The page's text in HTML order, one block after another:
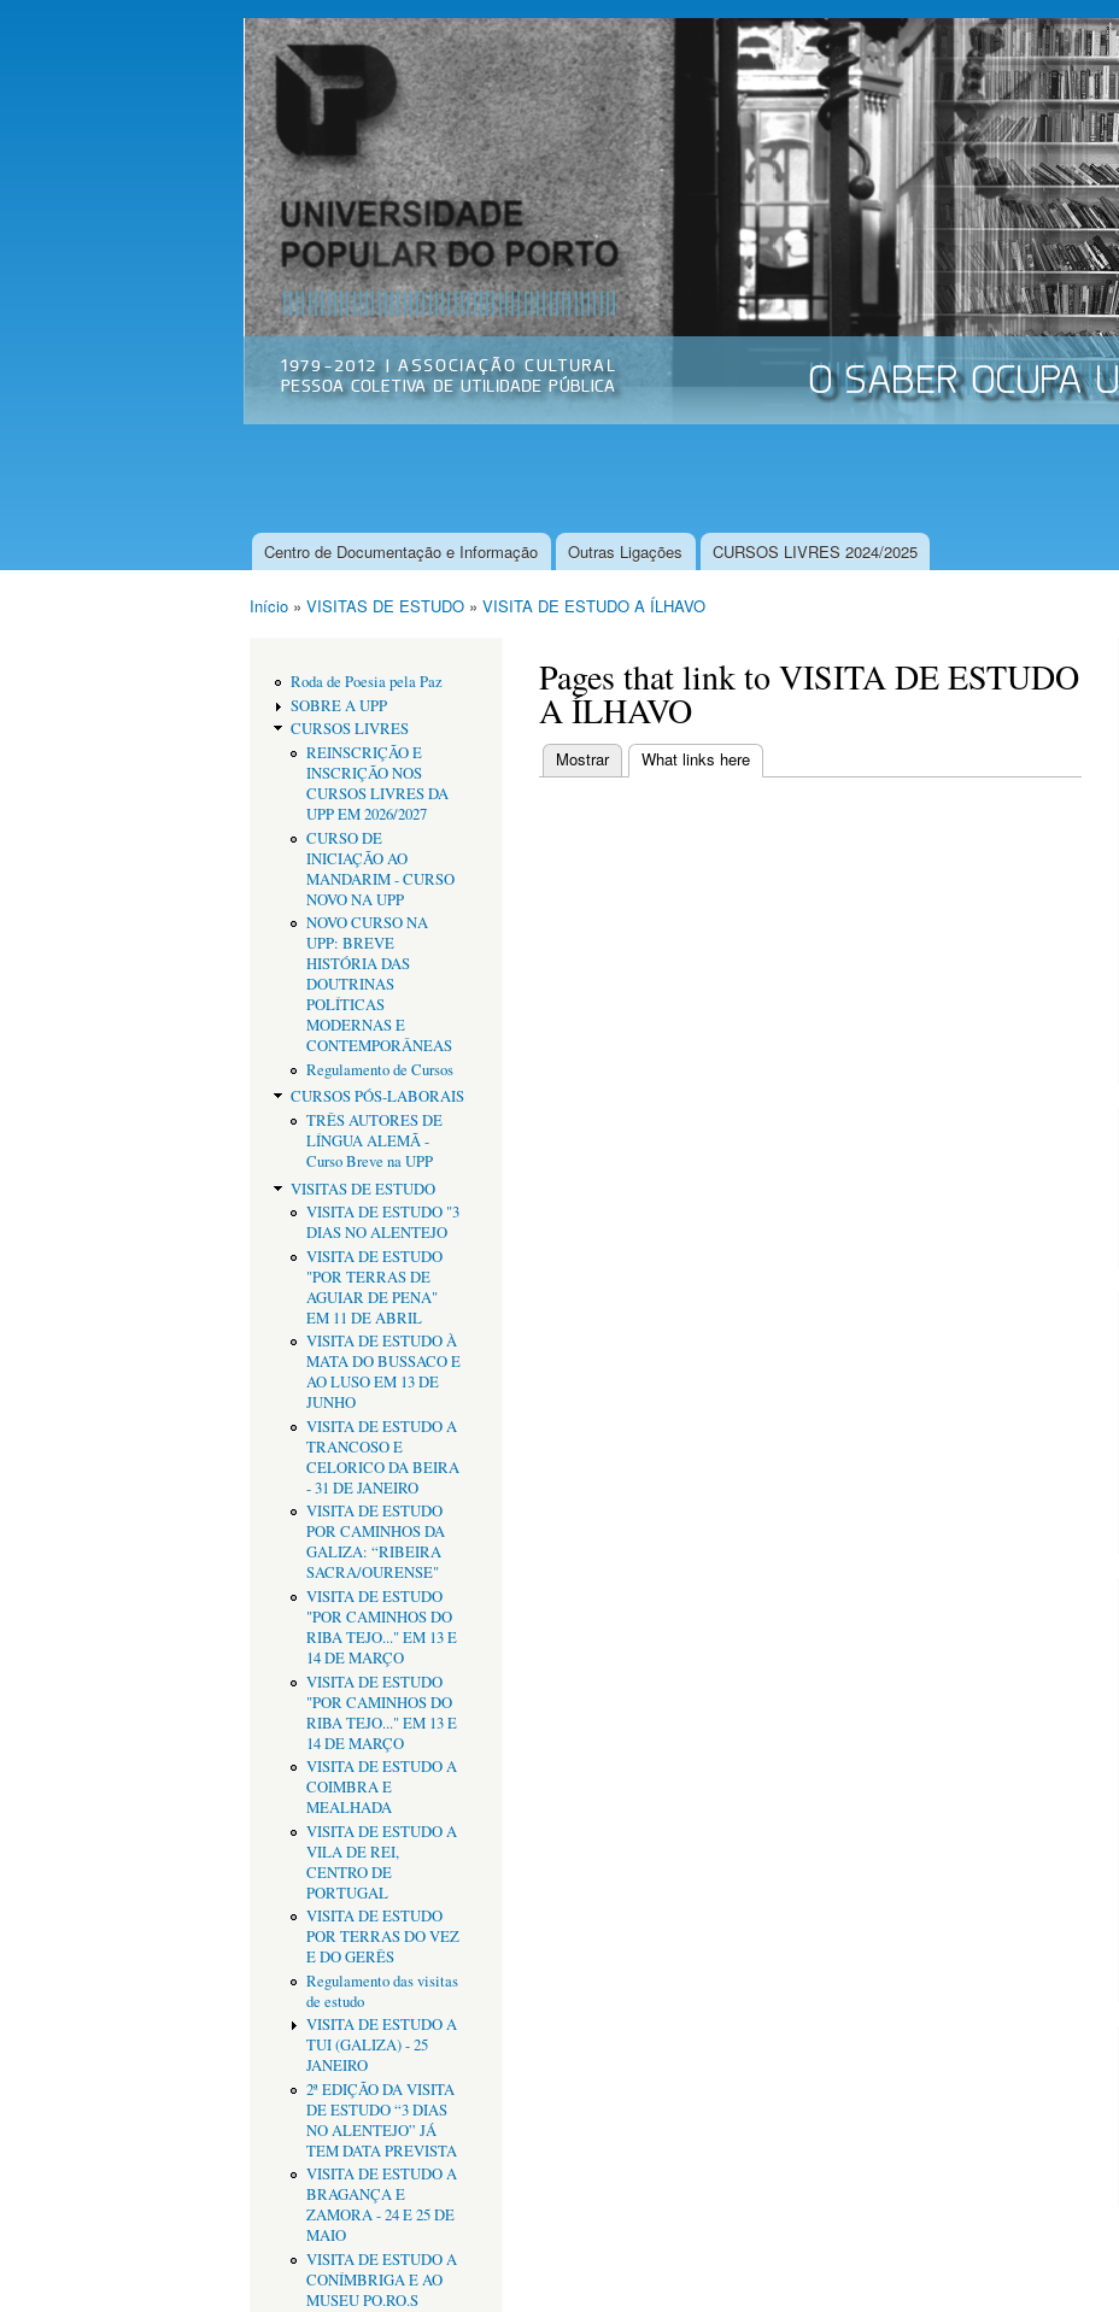
Passar
para o
conteúdo
principal
Universidade
Popular do
Porto
Associação
Cultural
Menu principal
Centro de Documentação e Informação Outras Ligações CURSOS LIVRES 2024/2025
Início » VISITAS DE ESTUDO » VISITA DE ESTUDO A ÍLHAVO
Roda de Poesia pela Paz
SOBRE A UPP
CURSOS LIVRES
REINSCRIÇÃO E
INSCRIÇÃO NOS
CURSOS LIVRES DA
UPP EM 2026/2027
CURSO DE
INICIAÇÃO AO
MANDARIM - CURSO
NOVO NA UPP
NOVO CURSO NA
UPP: BREVE
HISTÓRIA DAS
DOUTRINAS
POLÍTICAS
MODERNAS E
CONTEMPORÂNEAS
Regulamento de Cursos
CURSOS PÓS-LABORAIS
TRÊS AUTORES DE
LÍNGUA ALEMÃ -
Curso Breve na UPP
VISITAS DE ESTUDO
VISITA DE ESTUDO "3
DIAS NO ALENTEJO
VISITA DE ESTUDO
"POR TERRAS DE
AGUIAR DE PENA"
EM 11 DE ABRIL
VISITA DE ESTUDO À
MATA DO BUSSACO E
AO LUSO EM 13 DE
JUNHO
VISITA DE ESTUDO A
TRANCOSO E
CELORICO DA BEIRA
- 31 DE JANEIRO
VISITA DE ESTUDO
POR CAMINHOS DA
GALIZA: “RIBEIRA
SACRA/OURENSE"
VISITA DE ESTUDO
"POR CAMINHOS DO
RIBA TEJO..." EM 13 E
14 DE MARÇO
VISITA DE ESTUDO
"POR CAMINHOS DO
RIBA TEJO..." EM 13 E
14 DE MARÇO
VISITA DE ESTUDO A
COIMBRA E
MEALHADA
VISITA DE ESTUDO A
VILA DE REI,
CENTRO DE
PORTUGAL
VISITA DE ESTUDO
POR TERRAS DO VEZ
E DO GERÊS
Regulamento das visitas
de estudo
VISITA DE ESTUDO A
TUI (GALIZA) - 25
JANEIRO
2ª EDIÇÃO DA VISITA
DE ESTUDO “3 DIAS
NO ALENTEJO” JÁ
TEM DATA PREVISTA
VISITA DE ESTUDO A
BRAGANÇA E
ZAMORA - 24 E 25 DE
MAIO
VISITA DE ESTUDO A
CONÍMBRIGA E AO
MUSEU PO.RO.S
Pages that link to VISITA DE ESTUDO
A ÍLHAVO
Separadores primários
Mostrar What links here